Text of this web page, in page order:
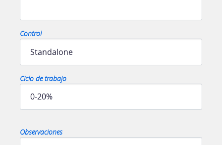
Control
Ciclo de trabajo
Observaciones